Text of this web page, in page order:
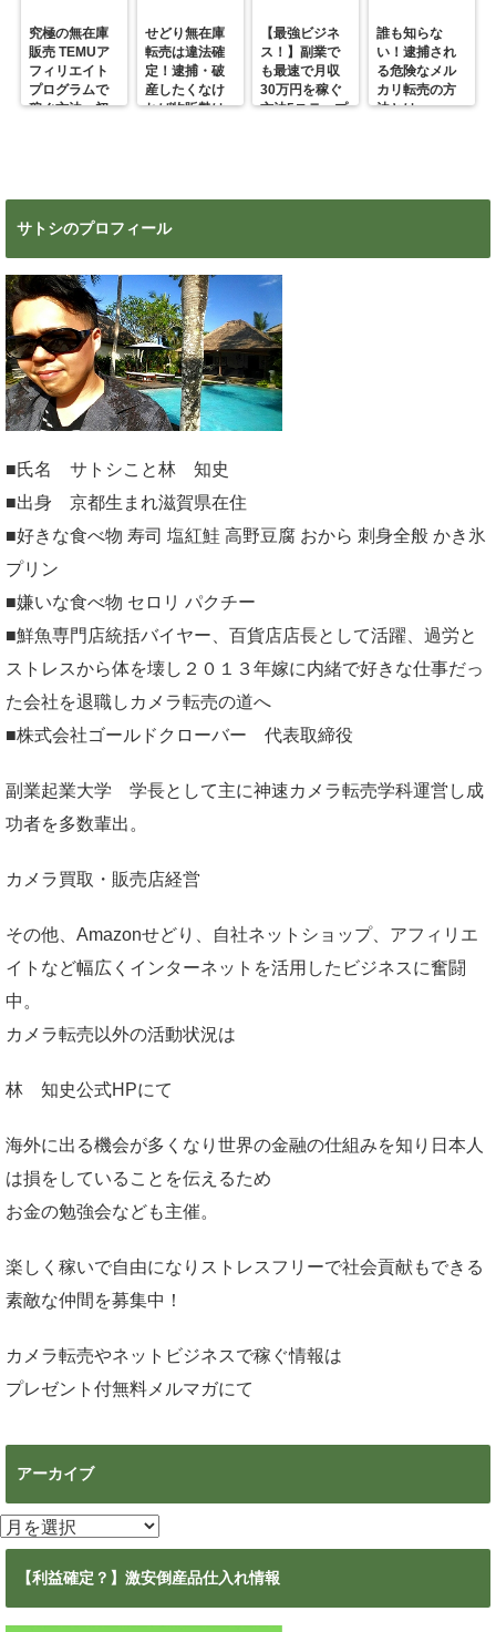
究極の無在庫
販売 TEMUア
フィリエイト
プログラムで
稼ぐ方法 初
せどり無在庫
転売は違法確
定！逮捕・破
産したくなけ
れば物販勢は
【最強ビジネ
ス！】副業で
も最速で月収
30万円を稼ぐ
方法5ステップ
誰も知らな
い！逮捕され
る危険なメル
カリ転売の方
法とは
サトシのプロフィール
■氏名 サトシこと林 知史
■出身 京都生まれ滋賀県在住
■好きな食べ物 寿司 塩紅鮭 高野豆腐 おから 刺身全般 かき氷
プリン
■嫌いな食べ物 セロリ パクチー
■鮮魚専門店統括バイヤー、百貨店店長として活躍、過労と
ストレスから体を壊し２０１３年嫁に内緒で好きな仕事だっ
た会社を退職しカメラ転売の道へ
■株式会社ゴールドクローバー 代表取締役
副業起業大学 学長として主に神速カメラ転売学科運営し成
功者を多数輩出。
カメラ買取・販売店経営
その他、Amazonせどり、自社ネットショップ、アフィリエ
イトなど幅広くインターネットを活用したビジネスに奮闘
中。
カメラ転売以外の活動状況は
林 知史公式HPにて
海外に出る機会が多くなり世界の金融の仕組みを知り日本人
は損をしていることを伝えるため
お金の勉強会なども主催。
楽しく稼いで自由になりストレスフリーで社会貢献もできる
素敵な仲間を募集中！
カメラ転売やネットビジネスで稼ぐ情報は
プレゼント付無料メルマガにて
アーカイブ
ア
ー
【利益確定？】激安倒産品仕入れ情報